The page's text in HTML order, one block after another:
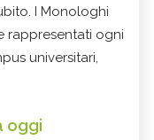
I Monologhi
rappresentati ogni
universitari,
oggi